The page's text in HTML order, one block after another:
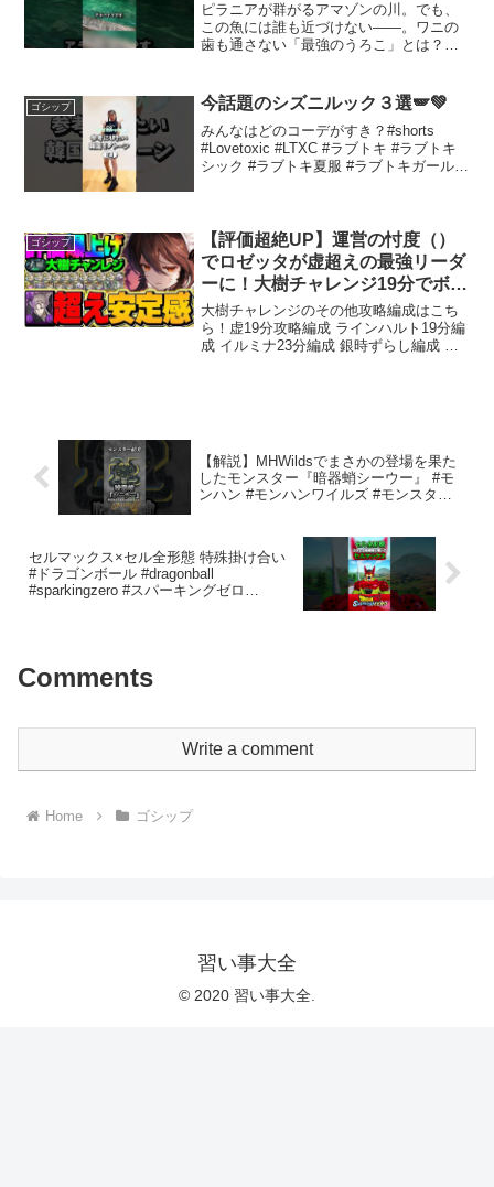
ピラニアが群がるアマゾンの川。でも、
この魚には誰も近づけない――。ワニの
歯も通さない「最強のうろこ」とは？知
ン川 #最強の魚 #巨大魚 #淡水魚 #自然ド
キュメン...
ゴシップ 今話題のシズニルック３選🪽💚
みんなはどのコーデがすき？#shorts
#Lovetoxic #LTXC #ラブトキ #ラブトキ
シック #ラブトキ夏服 #ラブトキガール #
ゴシップ
【評価超絶UP】運営の忖度（）
でロゼッタが虚超えの最強リーダ
ーに！大樹チャレンジ19分でボコ
してみた！【パズドラ】
大樹チャレンジのその他攻略編成はこち
ら！虚19分攻略編成 ラインハルト19分編
成 イルミナ23分編成 銀時ずらし編成 ロ
【解説】MHWildsでまさかの登場を果た
したモンスター『暗器蛸シーウー』 #モ
ンハン #モンハンワイルズ #モンスター
セルマックス×セル全形態 特殊掛け合い
#ドラゴンボール #dragonball
#sparkingzero #スパーキングゼロ
Comments
Write a comment
Home ゴシップ
習い事大全
© 2020 習い事大全.